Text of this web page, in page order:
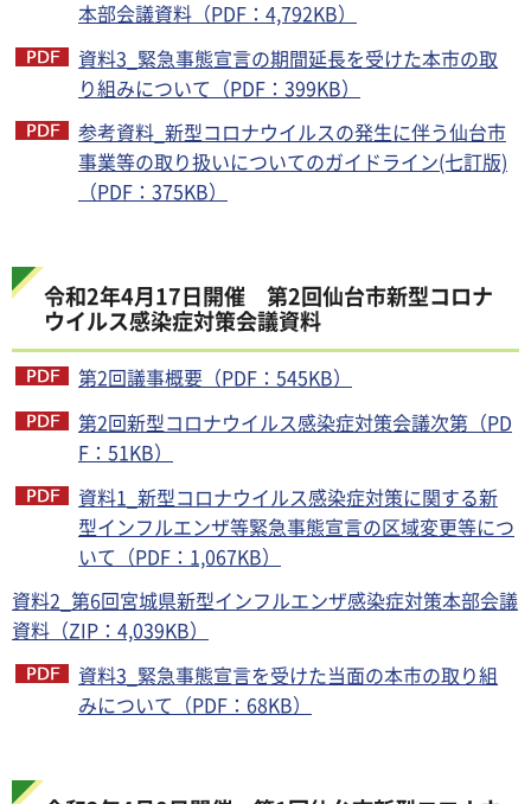
本部会議資料（PDF：4,792KB）
資料3_緊急事態宣言の期間延長を受けた本市の取
り組みについて（PDF：399KB）
参考資料_新型コロナウイルスの発生に伴う仙台市
事業等の取り扱いについてのガイドライン(七訂版)
（PDF：375KB）
令和2年4月17日開催 第2回仙台市新型コロナ
ウイルス感染症対策会議資料
第2回議事概要（PDF：545KB）
第2回新型コロナウイルス感染症対策会議次第（PD
F：51KB）
資料1_新型コロナウイルス感染症対策に関する新
型インフルエンザ等緊急事態宣言の区域変更等につ
いて（PDF：1,067KB）
資料2_第6回宮城県新型インフルエンザ感染症対策本部会議
資料（ZIP：4,039KB）
資料3_緊急事態宣言を受けた当面の本市の取り組
みについて（PDF：68KB）